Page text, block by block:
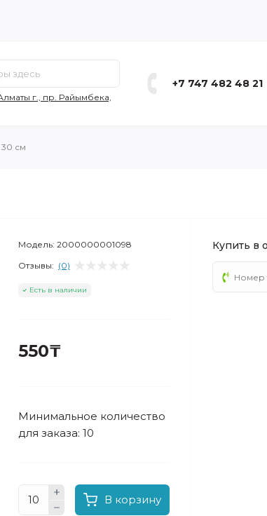
г., пр. Райымбека,
+7 747 482 48 21
см
Модель: 2000000001098
Отзывы: (0)
Есть в наличии
550₸
Минимальное количество
для заказа: 10
В корзину
Купить в